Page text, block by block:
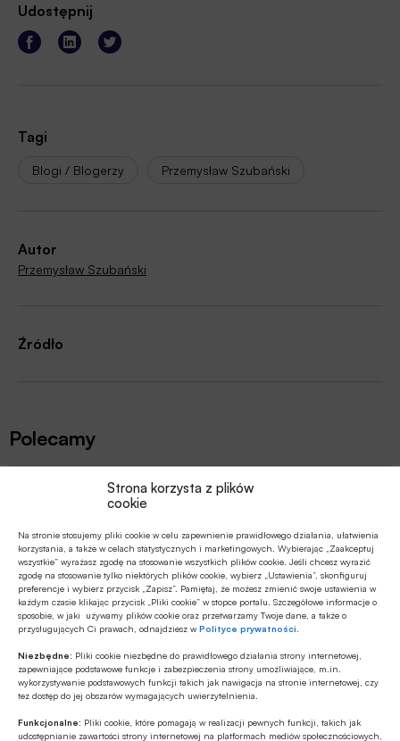
Strona korzysta z plików
cookie
Na stronie stosujemy pliki cookie w celu zapewnienie prawidłowego działania, ułatwienia
korzystania, a także w celach statystycznych i marketingowych. Wybierając „Zaakceptuj
wszystkie” wyrażasz zgodę na stosowanie wszystkich plików cookie. Jeśli chcesz wyrazić
zgodę na stosowanie tylko niektórych plików cookie, wybierz „Ustawienia”, skonfiguruj
preferencje i wybierz przycisk „Zapisz”. Pamiętaj, że możesz zmienić swoje ustawienia w
każdym czasie klikając przycisk „Pliki cookie” w stopce portalu. Szczegółowe informacje o
sposobie, w jaki używamy plików cookie oraz przetwarzamy Twoje dane, a także o
przysługujących Ci prawach, odnajdziesz wPolityce prywatności
Niezbędne: Pliki cookie niezbędne do prawidłowego działania strony internetowej,
zapewniające podstawowe funkcje i zabezpieczenia strony umożliwiające, m.in.
wykorzystywanie podstawowych funkcji takich jak nawigacja na stronie internetowej, czy
tez dostęp do jej obszarów wymagających uwierzytelnienia.
Funkcjonalne: Pliki cookie, które pomagają w realizacji pewnych funkcji, takich jak
udostępnianie zawartości strony internetowej na platformach mediów społecznościowych,
Udostępnij
Tagi
Blogi / Blogerzy Przemysław Szubański
Autor
Przemysław Szubański
Źródło
Polecamy
Z RYNKU FINANSOWEGO
Konieczna zmiana sposobu
zbrojnych
Z RYNKU FINANSOWEGO
Pierwsza emisja BGK obligacji z POLSTR
Z RYNKU FINANSOWEGO
Edukacja finansowa: nowe inicjatywy KE
w ramach strategii unijnej
GOSPODARKA